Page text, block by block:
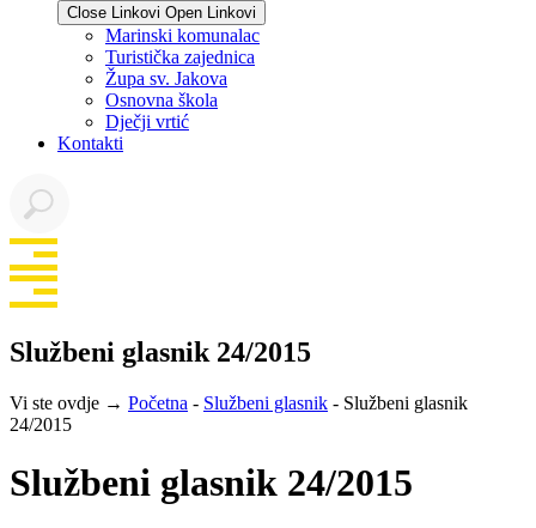
Close Linkovi Open Linkovi
Marinski komunalac
Turistička zajednica
Župa sv. Jakova
Osnovna škola
Dječji vrtić
Kontakti
Službeni glasnik 24/2015
Vi ste ovdje → Početna - Službeni glasnik - Službeni glasnik
24/2015
Službeni glasnik 24/2015